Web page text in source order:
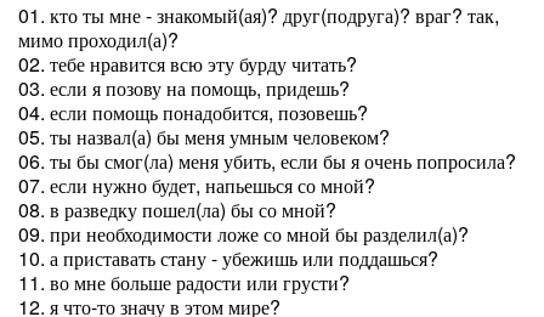
01. кто ты мне - знакомый(ая)? друг(подруга)? враг? так,
мимо проходил(а)?
02. тебе нравится всю эту бурду читать?
03. если я позову на помощь, придешь?
04. если помощь понадобится, позовешь?
05. ты назвал(а) бы меня умным человеком?
06. ты бы смог(ла) меня убить, если бы я очень попросила?
07. если нужно будет, напьешься со мной?
08. в разведку пошел(ла) бы со мной?
09. при необходимости ложе со мной бы разделил(а)?
10. а приставать стану - убежишь или поддашься?
11. во мне больше радости или грусти?
12. я что-то значу в этом мире?